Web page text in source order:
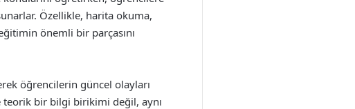
Özellikle, harita okuma,
önemli bir parçasını
öğrencilerin güncel olayları
teorik bir bilgi birikimi değil, aynı